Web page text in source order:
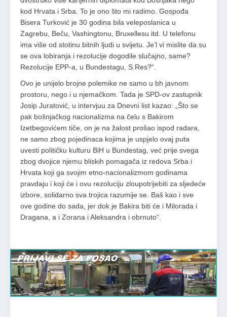
kod Hrvata i Srba. To je ono što mi radimo. Gospođa
Bisera Turković je 30 godina bila veleposlanica u
Zagrebu, Beču, Vashingtonu, Bruxellesu itd. U telefonu
ima više od stotinu bitnih ljudi u svijetu. Je’l vi mislite da su
se ova lobiranja i rezolucije dogodile slučajno, same?
Rezolucije EPP-a, u Bundestagu, S.Res?“.
Ovo je unijelo brojne polemike ne samo u bh javnom
prostoru, nego i u njemačkom. Tada je SPD-ov zastupnik
Josip Juratović, u intervjuu za Dnevni list kazao: „Što se
pak bošnjačkog nacionalizma na čelu s Bakirom
Izetbegovićem tiče, on je na žalost prošao ispod radara,
ne samo zbog pojedinaca kojima je uspjelo ovaj puta
uvesti političku kulturu BiH u Bundestag, već prije svega
zbog dvojice njemu bliskih pomagača iz redova Srba i
Hrvata koji ga svojim etno-nacionalizmom godinama
pravdaju i koji će i ovu rezoluciju zloupotrijebiti za sljedeće
izbore, solidarno sva trojica razumije se. Baš kao i sve
ove godine do sada, jer dok je Bakira biti će i Milorada i
Dragana, a i Zorana i Aleksandra i obrnuto“.